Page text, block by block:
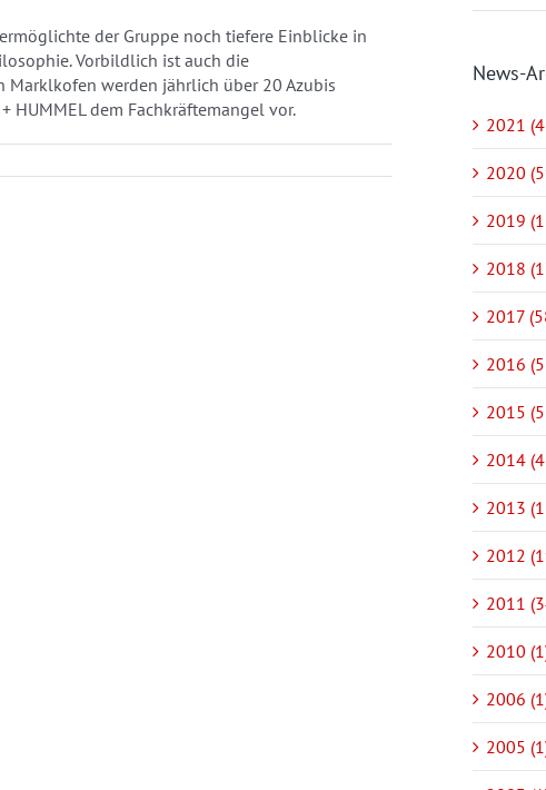
der Gruppe noch tiefere Einblicke in
Vorbildlich ist auch die
Marklkofen werden jährlich über 20 Azubis
HUMMEL dem Fachkräftemangel vor.
News-
2021
2020
2019
2018
2017
2016
2015
2014
2013
2012
2011
2010
2006
2005